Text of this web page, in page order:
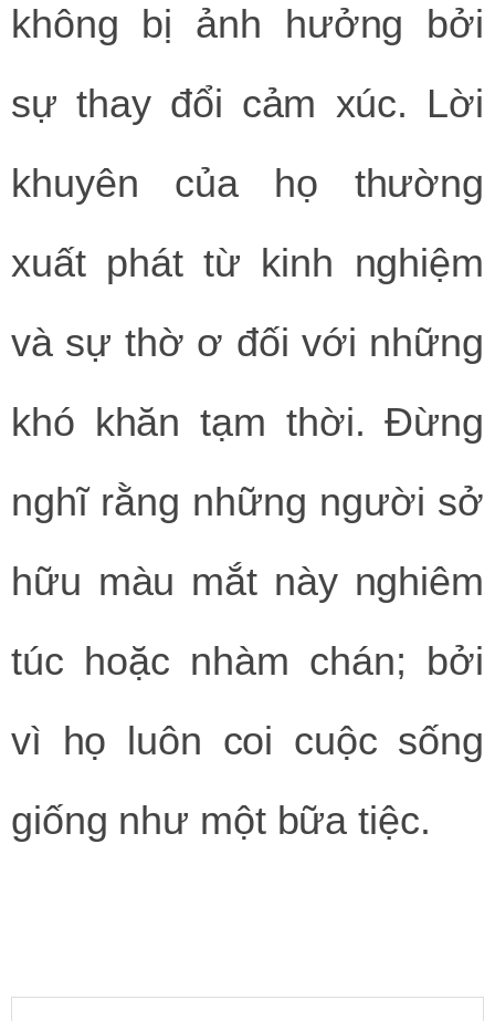
không bị ảnh hưởng bởi
sự thay đổi cảm xúc. Lời
khuyên của họ thường
xuất phát từ kinh nghiệm
và sự thờ ơ đối với những
khó khăn tạm thời. Đừng
nghĩ rằng những người sở
hữu màu mắt này nghiêm
túc hoặc nhàm chán; bởi
vì họ luôn coi cuộc sống
giống như một bữa tiệc.